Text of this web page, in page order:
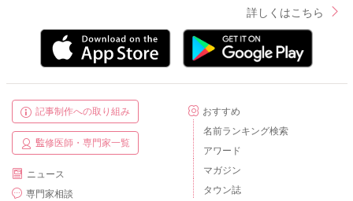
詳しくはこちら
記事制作への取り組み
監修医師・専門家一覧
ニュース
専門家相談
おすすめ
名前ランキング検索
アワード
マガジン
タウン誌